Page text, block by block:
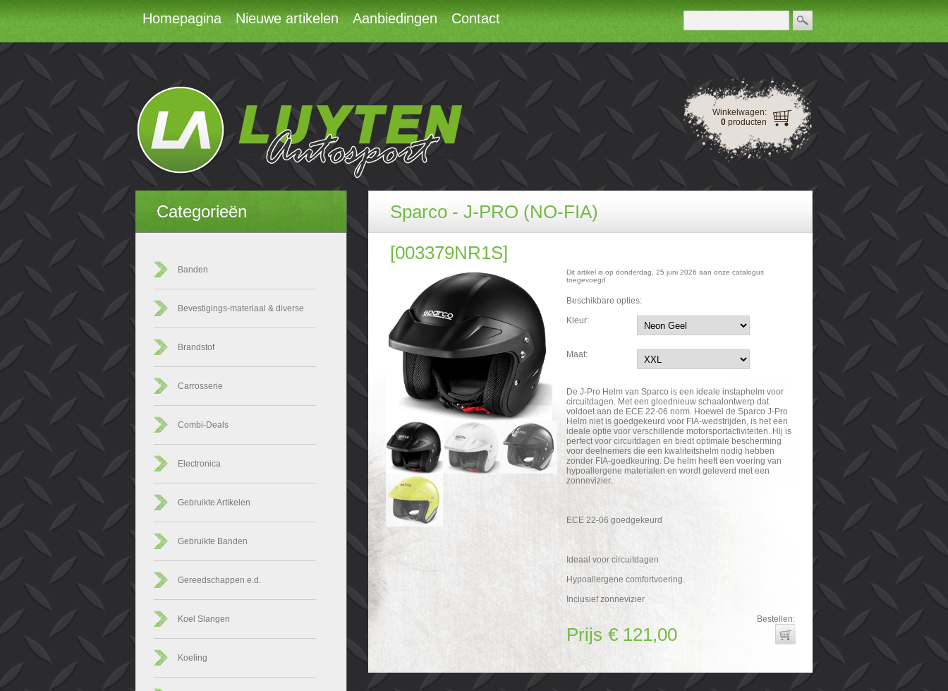
Homepagina Nieuwe artikelen Aanbiedingen Contact
Winkelwagen:
0 producten
Categorieën
Banden
Bevestigings-materiaal & diverse
Brandstof
Carrosserie
Combi-Deals
Electronica
Gebruikte Artikelen
Gebruikte Banden
Gereedschappen e.d.
Koel Slangen
Koeling
Sparco - J-PRO (NO-FIA)
[003379NR1S]
Dit artikel is op donderdag, 25 juni 2026 aan onze catalogus
toegevoegd.
Beschikbare opties:
Kleur:
Maat:
De J-Pro Helm van Sparco is een ideale instaphelm voor
circuitdagen. Met een gloednieuw schaalontwerp dat
voldoet aan de ECE 22-06 norm. Hoewel de Sparco J-Pro
Helm niet is goedgekeurd voor FIA-wedstrijden, is het een
ideale optie voor verschillende motorsportactiviteiten. Hij is
perfect voor circuitdagen en biedt optimale bescherming
voor deelnemers die een kwaliteitshelm nodig hebben
zonder FIA-goedkeuring. De helm heeft een voering van
hypoallergene materialen en wordt geleverd met een
zonnevizier.
ECE 22-06 goedgekeurd
Ideaal voor circuitdagen
Hypoallergene comfortvoering.
Inclusief zonnevizier
Prijs € 121,00
Bestellen: